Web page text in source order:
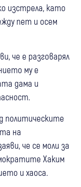
изстрела, като
пет и осем
че е разговарял
му е
дама и
политическите
на
че се моли за
Хаким
и хаоса.